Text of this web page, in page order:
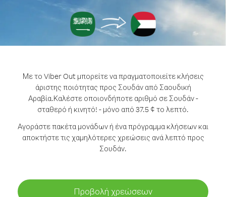
Με το Viber Out μπορείτε να πραγματοποιείτε κλήσεις
άριστης ποιότητας προς Σουδάν από Σαουδική
Αραβία.Καλέστε οποιονδήποτε αριθμό σε Σουδάν -
σταθερό ή κινητό! - μόνο από 37.5 ¢ το λεπτό.
Αγοράστε πακέτα μονάδων ή ένα πρόγραμμα κλήσεων και
αποκτήστε τις χαμηλότερες χρεώσεις ανά λεπτό προς
Σουδάν.
Προβολή χρεώσεων